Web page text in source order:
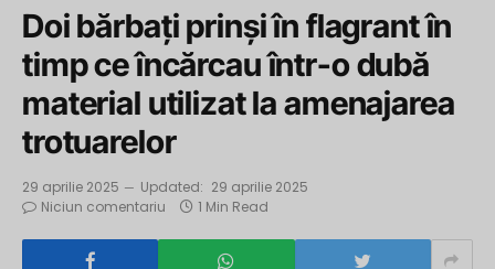
Doi bărbați prinși în flagrant în
timp ce încărcau într-o dubă
material utilizat la amenajarea
trotuarelor
29 aprilie 2025 Updated: 29 aprilie 2025
Niciun comentariu
1 Min Read